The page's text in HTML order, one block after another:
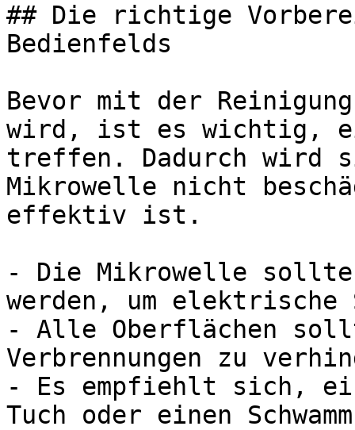
## Die richtige
Bedienfelds
Bevor mit der
wird, ist es wichtig,
treffen. Dadurch wird
Mikrowelle nicht
effektiv ist.
- Die Mikrowelle sollte
werden, um elektrische
- Alle Oberflächen
Verbrennungen zu
- Es empfiehlt sich,
Tuch oder einen